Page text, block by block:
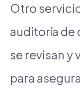
Otro
auditoría de
se revisan y
para